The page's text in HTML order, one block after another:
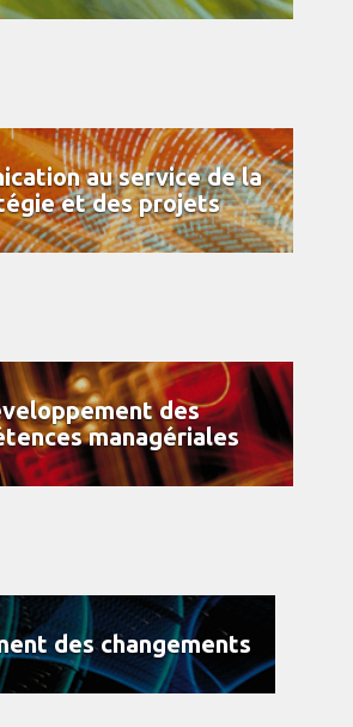
au service de la
et des projets
des
managériales
des changements